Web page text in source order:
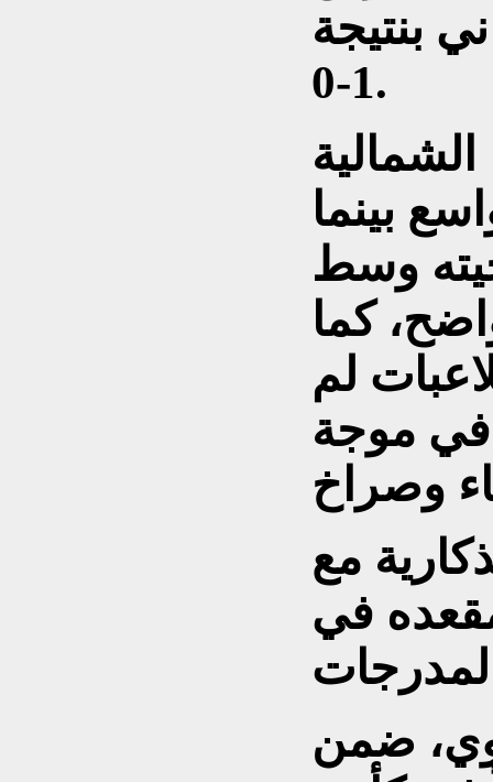
بنتيجة
1-0.
بينما
وسط
كما
لم
في موجة
مع
في
ضمن